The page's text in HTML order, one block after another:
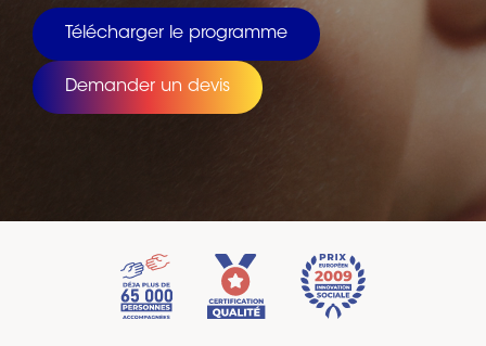
Télécharger le programme
Demander un devis